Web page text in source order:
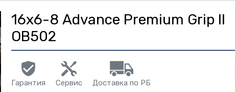
16х6-8 Advance Premium Grip II
OB502
Гарантия Сервис Доставка по РБ